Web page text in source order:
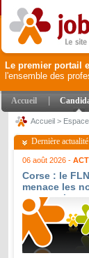
Le premier portail
l'ensemble des
Accueil
Accueil >
Dernière actualité
06 août 2026 -
Corse : le
menace les
venant vivre
antiterrorisme
Mediapart